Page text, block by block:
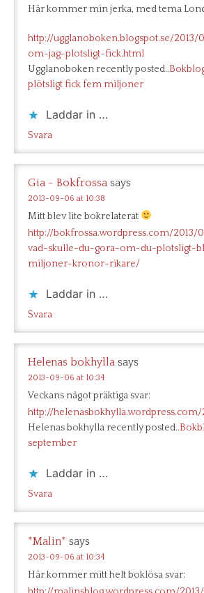
Här kommer min jerka, med tema
http://ugglanoboken.blogspot.se/2013/
om-jag-plotsligt-fick.html
Ugglanoboken recently posted..
plötsligt fick fem miljoner
Laddar in …
Svara
Gia - Bokfrossa says
2013-09-06 at 10:38
Mitt blev lite bokrelaterat
http://bokfrossa.wordpress.com/2013/
vad-skulle-du-gora-om-du-plotsligt-
miljoner-kronor-rikare/
Laddar in …
Svara
Helenas bokhylla says
2013-09-06 at 10:34
Veckans något präktiga svar:
http://
Helenas bokhylla recently posted..
september
Laddar in …
Svara
*Malin* says
2013-09-06 at 10:34
Här kommer mitt helt boklösa svar: